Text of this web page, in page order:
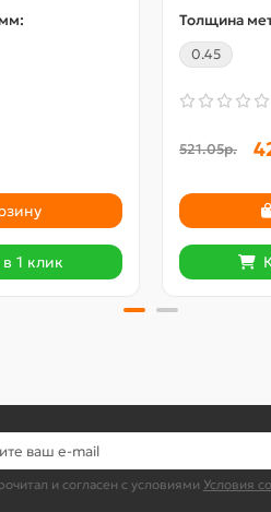
1 клик
Толщина
0.45
521.05р.
и согласен с условиями Условия